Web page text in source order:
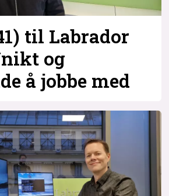
til Labrador
og
å jobbe med